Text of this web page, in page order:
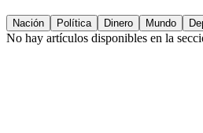
Nación Política Dinero Mundo
No hay artículos disponibles en la